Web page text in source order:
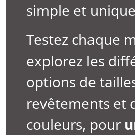
simple et
Testez chaque
explorez les
options de
revêtements et
couleurs, pour